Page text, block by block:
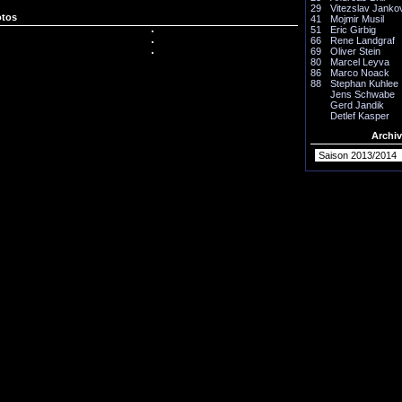
29
Vitezslav
41
Mojmir Musil
51
Eric Girbig
66
Rene Landgraf
69
Oliver Stein
80
Marcel Leyva
86
Marco Noack
88
Stephan Kuhlee
Jens Schwabe
Gerd Jandik
Detlef Kasper
Archiv